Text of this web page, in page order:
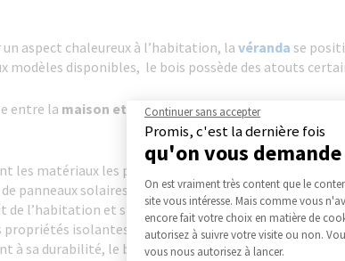
aspect chaleureux à l’habitation, lavéranda se
modèles disponibles, le bois possède des atouts
entre la maison et le jardin,la vérandaprocure
les matériaux les plus fréquemment utilisés, les
panneaux solaires ou couverture mixte mêlant
l’habitation et s’intégrer encore mieux dans
propriétés isolantes du bois limitent les ponts
à sa durabilité, le bois n'a évidemment aucun
Continuer sans accepter
Promis, c'est la dernière fois
qu'on vous demande
Plateforme de
On est vraiment très content que le
site vous intéresse. Mais comme vous
encore fait votre choix en matière de
autorisez à suivre votre visite ou non.
vous nous autorisez à lancer.
Axeptio